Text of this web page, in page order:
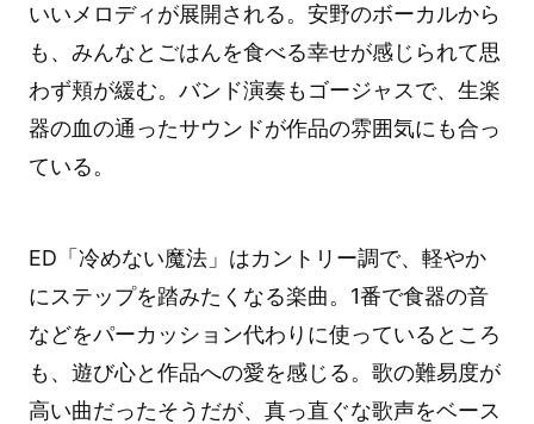
いいメロディが展開される。安野のボーカルから
も、みんなとごはんを食べる幸せが感じられて思
わず頬が緩む。バンド演奏もゴージャスで、生楽
器の血の通ったサウンドが作品の雰囲気にも合っ
ている。
ED「冷めない魔法」はカントリー調で、軽やか
にステップを踏みたくなる楽曲。1番で食器の音
などをパーカッション代わりに使っているところ
も、遊び心と作品への愛を感じる。歌の難易度が
高い曲だったそうだが、真っ直ぐな歌声をベース